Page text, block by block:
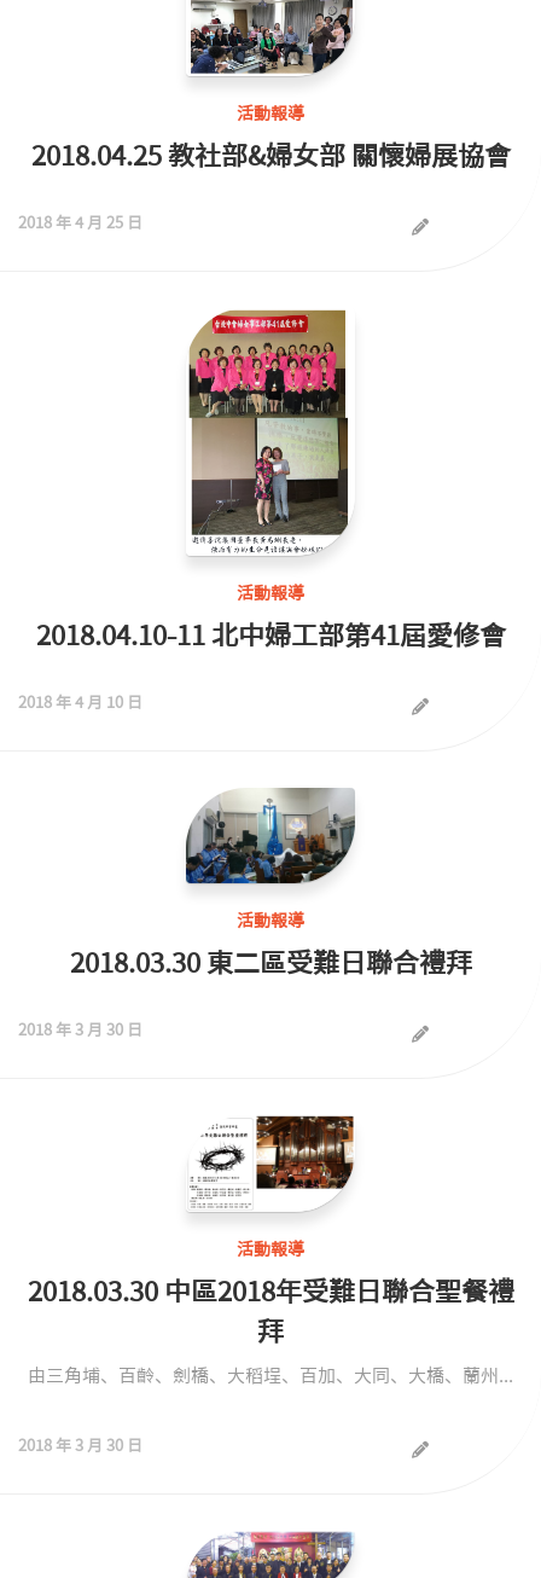
活動報導
2018.04.25 教社部&婦女部 關懷婦展協會
2018 年 4 月 25 日
活動報導
2018.04.10-11 北中婦工部第41屆愛修會
2018 年 4 月 10 日
活動報導
2018.03.30 東二區受難日聯合禮拜
2018 年 3 月 30 日
活動報導
2018.03.30 中區2018年受難日聯合聖餐禮
拜
由三角埔、百齡、劍橋、大稻埕、百加、大同、大橋、蘭州...
2018 年 3 月 30 日